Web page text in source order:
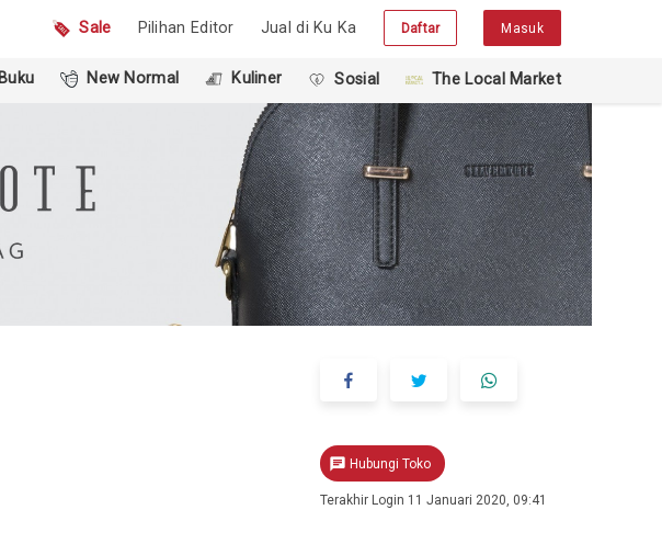
Sale Pilihan Editor Jual di Ku Ka Daftar Masuk
Buku New Normal Kuliner Sosial The Local Market
chat Hubungi Toko
Terakhir Login 11 Januari 2020, 09:41